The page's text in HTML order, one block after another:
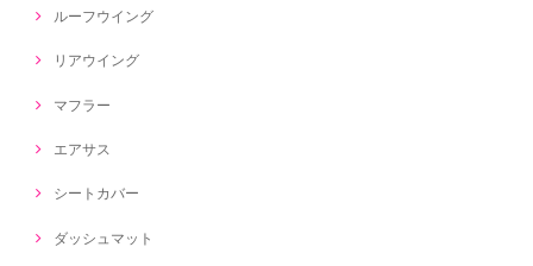
ルーフウイング
リアウイング
マフラー
エアサス
シートカバー
ダッシュマット